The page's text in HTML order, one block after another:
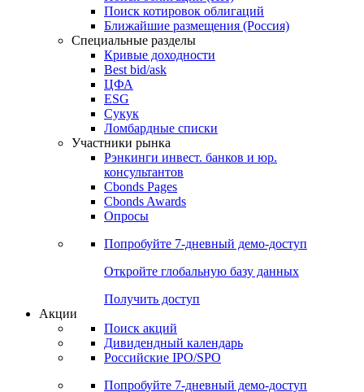
Облигации
Поиски
Поиск облигаций & Карты рынка
Поиск облигаций (ИИ)
Поиск котировок облигаций
Ближайшие размещения (Россия)
Специальные разделы
Кривые доходности
Best bid/ask
ЦФА
ESG
Сукук
Ломбардные списки
Участники рынка
Рэнкинги инвест. банков и юр.
Cbonds Pages
Опросы
Попробуйте7-дневный
Откройте глобальную базу данных
Получить доступ
Поиск акций